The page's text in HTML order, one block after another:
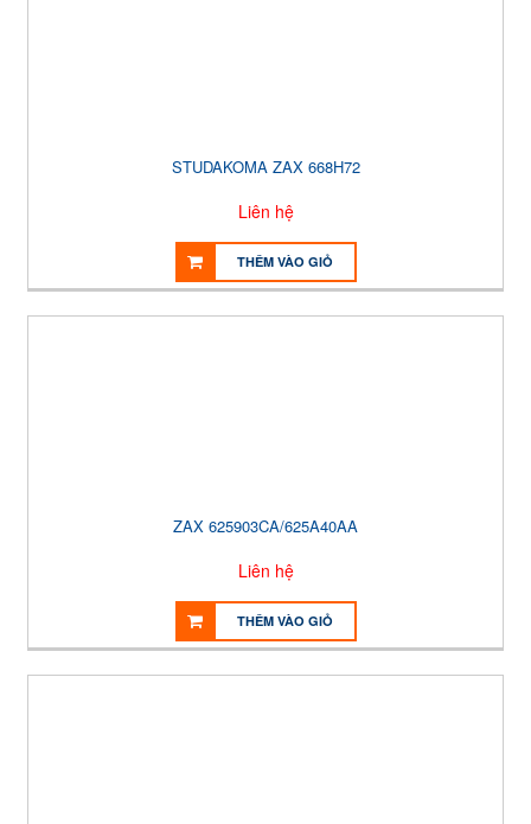
STUDAKOMA ZAX 668H72
Liên hệ
THÊM VÀO GIỎ
ZAX 625903CA/625A40AA
Liên hệ
THÊM VÀO GIỎ